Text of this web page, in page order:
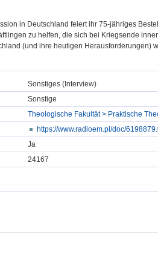
in Deutschland feiert ihr 75-jähriges
zu helfen, die sich bei Kriegsende
(und ihre heutigen Herausforderungen)
Sonstiges (Interview)
Sonstige
Theologische Fakultät > Praktische
https://www.radioem.pl/doc/
Ja
24167